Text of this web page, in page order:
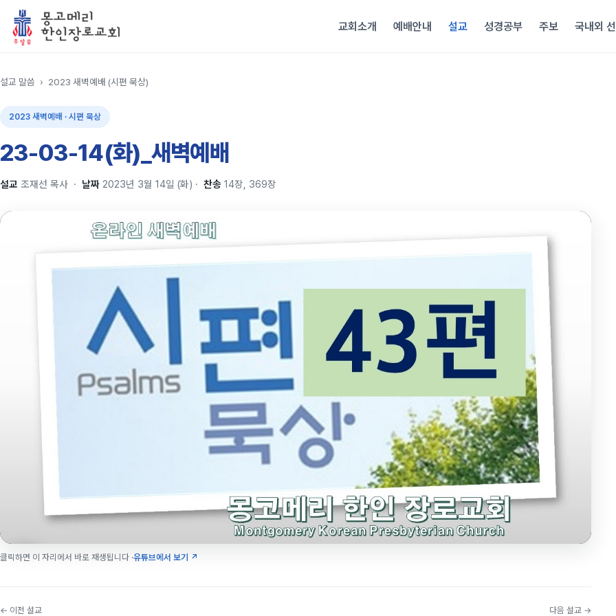
교회소개 예배안내 설교 성경공부 주보 국내외
설교 말씀 › 2023 새벽예배 (시편 묵상)
2023 새벽예배 · 시편 묵상
23-03-14(화)_새벽예배
설교 조재선 목사 · 날짜 2023년 3월 14일 (화) · 찬송 14장, 369장
클릭하면 이 자리에서 바로 재생됩니다 ·유튜브에서 보기 ↗
← 이전 설교 다음 설교 →